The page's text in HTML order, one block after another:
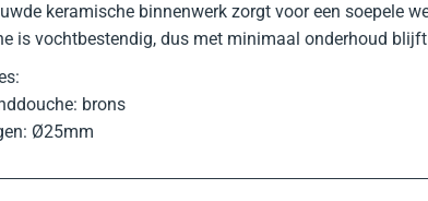
keramische binnenwerk zorgt voor een soepele
is vochtbestendig, dus met minimaal onderhoud
brons
Ø25mm